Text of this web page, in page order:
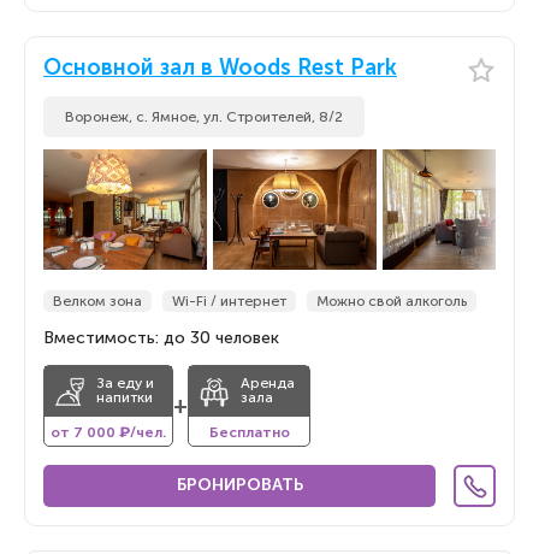
Основной зал в Woods Rest Park
Воронеж, с. Ямное, ул. Строителей, 8/2
Велком зона Wi-Fi / интернет Можно свой алкоголь
Вместимость: до 30 человек
За еду и
напитки
от 7 000 ₽/чел.
+
Аренда
зала
Бесплатно
БРОНИРОВАТЬ